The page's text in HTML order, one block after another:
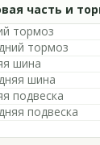
часть и
тормоз
тормоз
шина
шина
подвеска
подвеска